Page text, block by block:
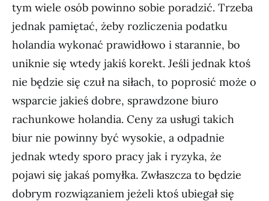
tym wiele osób powinno sobie poradzić. Trzeba
jednak pamiętać, żeby rozliczenia podatku
holandia wykonać prawidłowo i starannie, bo
uniknie się wtedy jakiś korekt. Jeśli jednak ktoś
nie będzie się czuł na siłach, to poprosić może o
wsparcie jakieś dobre, sprawdzone biuro
rachunkowe holandia. Ceny za usługi takich
biur nie powinny być wysokie, a odpadnie
jednak wtedy sporo pracy jak i ryzyka, że
pojawi się jakaś pomyłka. Zwłaszcza to będzie
dobrym rozwiązaniem jeżeli ktoś ubiegał się